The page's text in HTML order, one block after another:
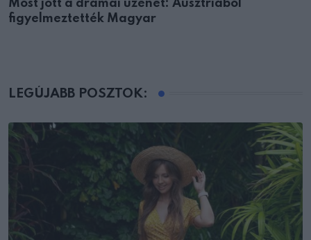
Most jött a drámai üzenet: Ausztriából
figyelmeztették Magyar
LEGÚJABB POSZTOK: